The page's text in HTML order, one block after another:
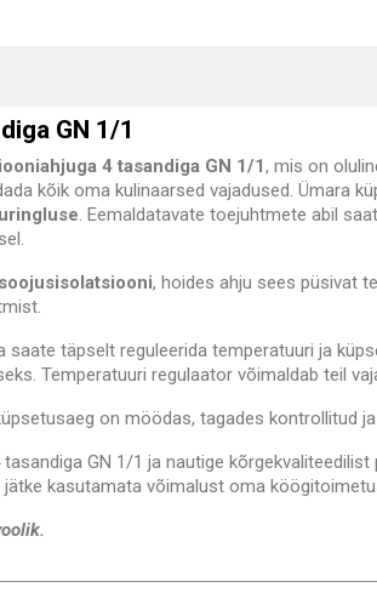
GN 1/1
4 tasandiga GN 1/1, mis on
kõik oma kulinaarsed vajadused. Ümara
. Eemaldatavate toejuhtmete abil
, hoides ahju sees püsivat
saate täpselt reguleerida temperatuuri ja
Temperatuuri regulaator võimaldab teil
on möödas, tagades kontrollitud
GN 1/1 ja nautige
kasutamata võimalust oma